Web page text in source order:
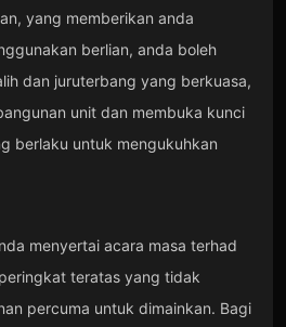
yang memberikan anda
berlian, anda boleh
dan juruterbang yang berkuasa,
unit dan membuka kunci
berlaku untuk mengukuhkan
menyertai acara masa terhad
teratas yang tidak
percuma untuk dimainkan. Bagi